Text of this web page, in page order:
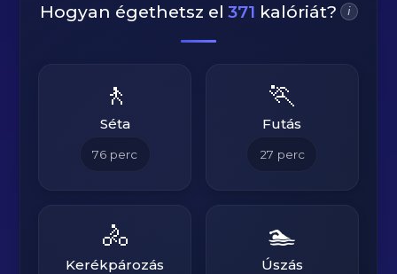
Hogyan égethetsz el 371 kalóriát? i
🚶
Séta
76 perc
🏃
Futás
27 perc
🚴
Kerékpározás
🏊
Úszás